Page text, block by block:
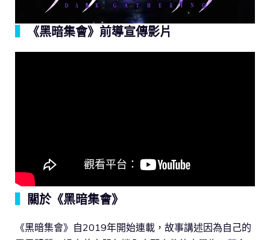
《黑暗集會》前導宣傳影片
關於《黑暗集會》
《黑暗集會》自2019年開始連載，故事講述因為自己的